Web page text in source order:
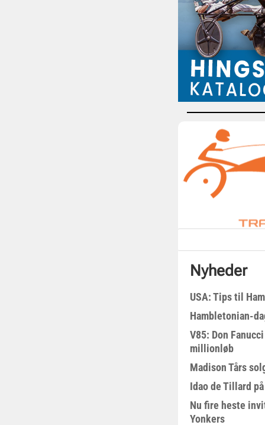
Nyheder
USA: Tips til
Hambletonian-
V85: Don
millionløb
Madison Tårs
Idao de Tillard
Nu fire heste
Yonkers